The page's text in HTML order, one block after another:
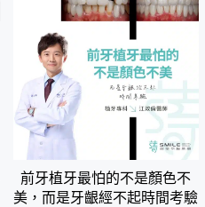
前牙植牙最怕的不是顏色不
美，而是牙齦經不起時間考驗